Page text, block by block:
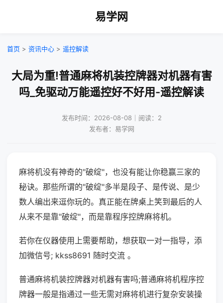
易学网
首页 > 资讯中心 > 遥控解读
大局为重!普通麻将机装控牌器对机器有害
吗_免驱动万能遥控好不好用-遥控解读
发布时间：2026-08-08｜阅读：2
发布者：易学网
麻将机没有神奇的"破绽"，也没有能让你稳赢三家的
秘诀。那些所谓的"破绽"多半是段子、是传说、是少
数人编出来逗你玩的。真正能在牌桌上笑到最后的人
从来不是靠"破绽"，而是靠程序控牌麻将机。
若你在仪器使用上需要帮助，想获取一对一指导，添
加微信号; kkss8691 随时交流 。
普通麻将机装控牌器对机器有害吗;普通麻将机程序控
牌器一般是指通过一些无需对麻将机进行复杂安装操